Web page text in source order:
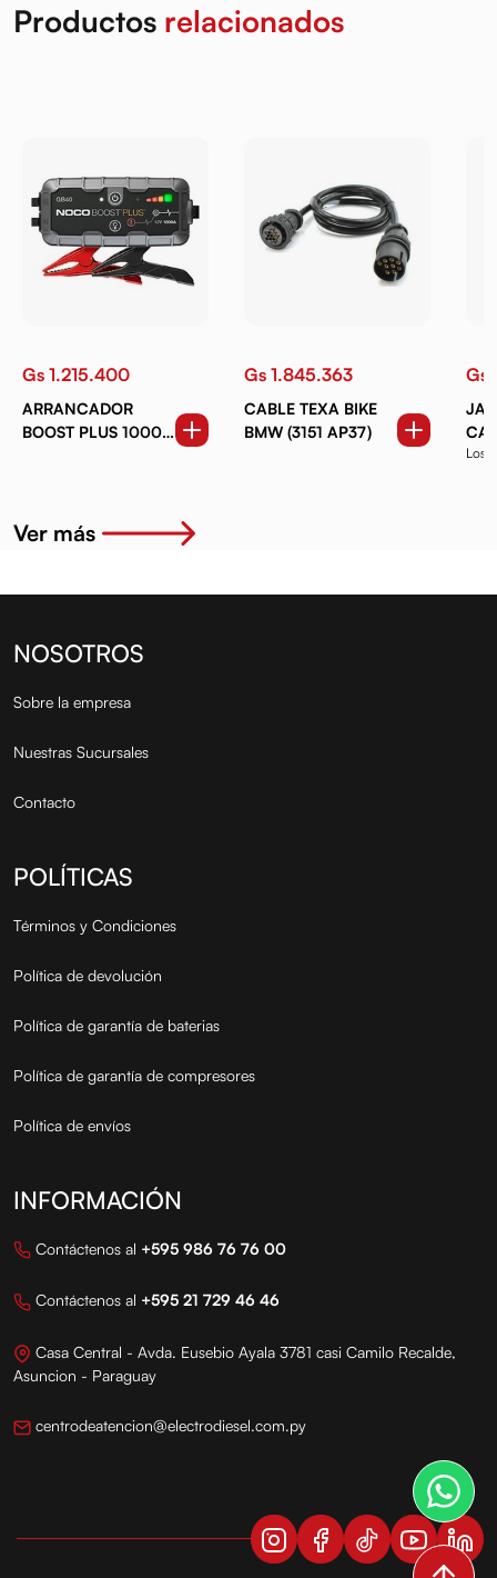
Productos relacionados
Gs 1.215.400
ARRANCADOR
BOOST PLUS 1000A
Gs 1.845.363
CABLE TEXA BIKE
BMW (3151 AP37)
Gs
Los
Ver más
NOSOTROS
Sobre la empresa
Nuestras Sucursales
Contacto
POLÍTICAS
Términos y Condiciones
Política de devolución
Política de garantía de baterias
Política de garantía de compresores
Política de envíos
INFORMACIÓN
Contáctenos al +595 986 76 76 00
Contáctenos al +595 21 729 46 46
Casa Central - Avda. Eusebio Ayala 3781 casi Camilo Recalde,
Asuncion - Paraguay
centrodeatencion@electrodiesel.com.py